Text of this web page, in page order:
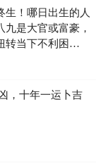
生！哪日出生的人
是大官或富豪，
转当下不利困
，十年一运卜吉